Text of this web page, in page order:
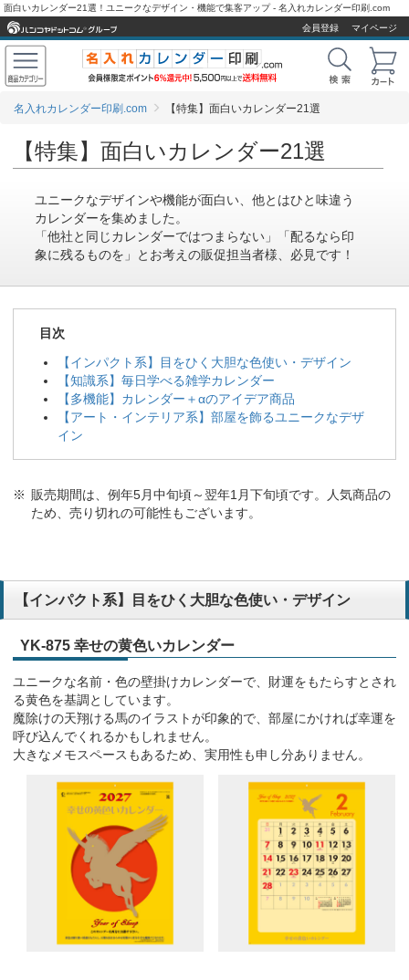
面白いカレンダー21選！ユニークなデザイン・機能で集客アップ - 名入れカレンダー印刷.com
会員登録
マイページ
名入れカレンダー印刷.com 【特集】面白いカレンダー21選
【特集】面白いカレンダー21選
ユニークなデザインや機能が面白い、他とはひと味違う
カレンダーを集めました。
「他社と同じカレンダーではつまらない」「配るなら印
象に残るものを」とお考えの販促担当者様、必見です！
目次
【インパクト系】目をひく大胆な色使い・デザイン
【知識系】毎日学べる雑学カレンダー
【多機能】カレンダー＋αのアイデア商品
【アート・インテリア系】部屋を飾るユニークなデザ
イン
販売期間は、例年5月中旬頃～翌年1月下旬頃です。人気商品の
ため、売り切れの可能性もございます。
【インパクト系】目をひく大胆な色使い・デザイン
YK-875 幸せの黄色いカレンダー
ユニークな名前・色の壁掛けカレンダーで、財運をもたらすとされ
る黄色を基調としています。
魔除けの天翔ける馬のイラストが印象的で、部屋にかければ幸運を
呼び込んでくれるかもしれません。
大きなメモスペースもあるため、実用性も申し分ありません。